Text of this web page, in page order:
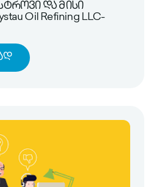
და მისი
Oil Refining LLC-